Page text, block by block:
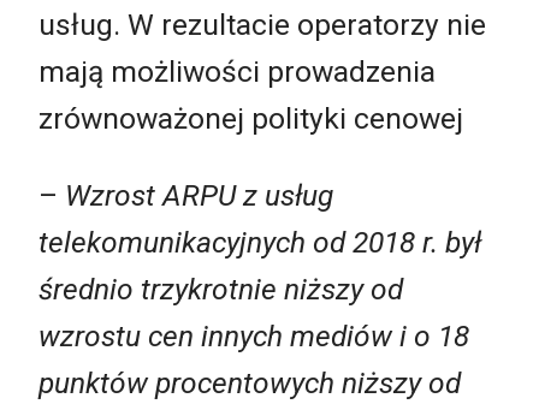
usług. W rezultacie operatorzy nie
mają możliwości prowadzenia
zrównoważonej polityki cenowej
– Wzrost ARPU z usług
telekomunikacyjnych od 2018 r. był
średnio trzykrotnie niższy od
wzrostu cen innych mediów i o 18
punktów procentowych niższy od